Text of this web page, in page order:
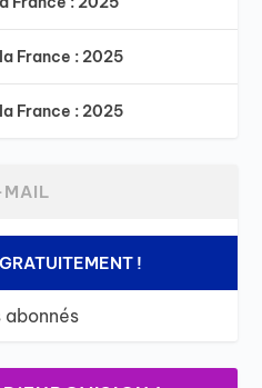
France : 2025
France : 2025
!
abonnés